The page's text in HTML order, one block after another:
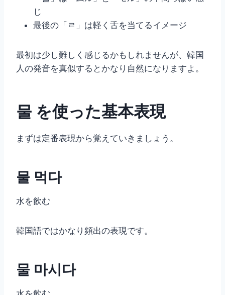
じ
最後の「ㄹ」は軽く舌を当てるイメージ
最初は少し難しく感じるかもしれませんが、韓国
人の発音を真似するとかなり自然になりますよ。
물 を使った基本表現
まずは定番表現から覚えていきましょう。
물 먹다
水を飲む
韓国語ではかなり頻出の表現です。
물 마시다